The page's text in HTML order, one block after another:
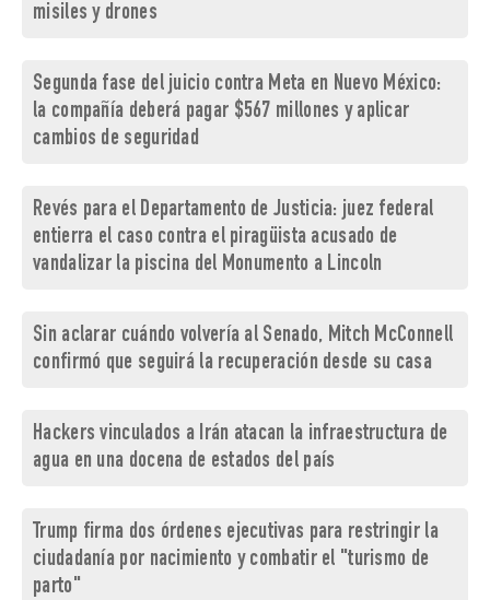
misiles y drones
Segunda fase del juicio contra Meta en Nuevo México:
la compañía deberá pagar $567 millones y aplicar
cambios de seguridad
Revés para el Departamento de Justicia: juez federal
entierra el caso contra el piragüista acusado de
vandalizar la piscina del Monumento a Lincoln
Sin aclarar cuándo volvería al Senado, Mitch McConnell
confirmó que seguirá la recuperación desde su casa
Hackers vinculados a Irán atacan la infraestructura de
agua en una docena de estados del país
Trump firma dos órdenes ejecutivas para restringir la
ciudadanía por nacimiento y combatir el "turismo de
parto"